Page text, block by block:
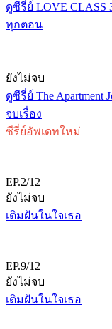
ดูซีรี่ย์ LOVE CLASS
ทุกตอน
ยังไม่จบ
ดูซีรี่ย์ The
จบเรื่อง
ซีรี่ย์อัพเดทใหม่
EP.2/12
ยังไม่จบ
เติมฝันในใจเธอ
EP.9/12
ยังไม่จบ
เติมฝันในใจเธอ